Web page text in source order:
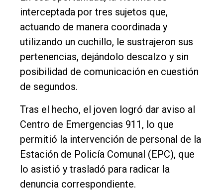
Contacto
interceptada por tres sujetos que,
actuando de manera coordinada y
utilizando un cuchillo, le sustrajeron sus
pertenencias, dejándolo descalzo y sin
posibilidad de comunicación en cuestión
de segundos.
Tras el hecho, el joven logró dar aviso al
Centro de Emergencias 911, lo que
permitió la intervención de personal de la
Estación de Policía Comunal (EPC), que
lo asistió y trasladó para radicar la
denuncia correspondiente.